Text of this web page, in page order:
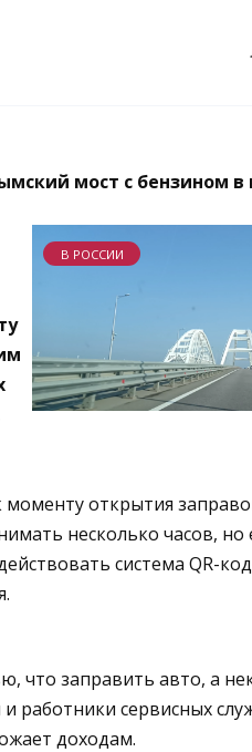
мост с бензином в
В РОССИИ
открытия
несколько часов, но
система QR-
что заправить авто, а
работники сервисных
доходам.